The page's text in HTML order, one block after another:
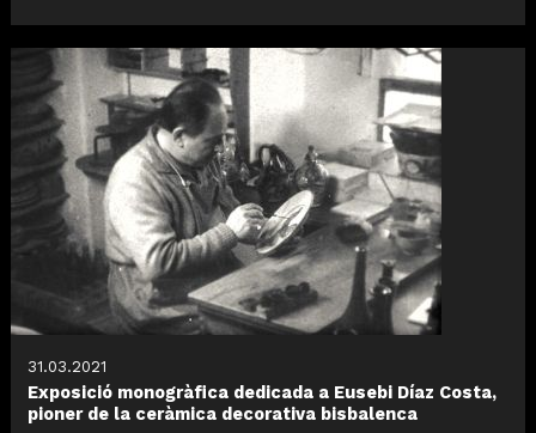
31.03.2021
Exposició monogràfica dedicada a Eusebi Díaz Costa,
pioner de la ceràmica decorativa bisbalenca